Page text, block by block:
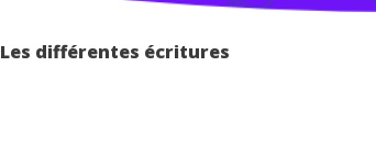
Les différentes écritures